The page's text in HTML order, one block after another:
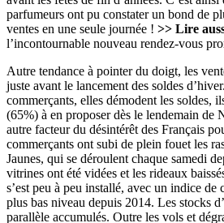
parfumeurs ont pu constater un bond de
ventes en une seule journée ! >> Lire
l’incontournable nouveau rendez-vous
Autre tendance à pointer du doigt, les
juste avant le lancement des soldes
commerçants, elles démodent les soldes,
(65%) à en proposer dès le lendemain de
autre facteur du désintérêt des Français
commerçants ont subi de plein fouet les
Jaunes, qui se déroulent chaque samedi
vitrines ont été vidées et les rideaux
s’est peu à peu installé, avec un indice de
plus bas niveau depuis 2014. Les stocks
parallèle accumulés. Outre les vols et